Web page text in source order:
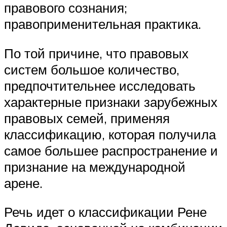
правового сознания;
правоприменительная практика.
По той причине, что правовых
систем большое количество,
предпочтительнее исследовать
характерные признаки зарубежных
правовых семей, применяя
классификацию, которая получила
самое большее распространение и
признание на международной
арене.
Речь идет о классификации Рене